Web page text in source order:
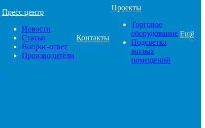
Пресс центр
Новости
Статьи
Вопрос-ответ
Производители
Контакты
Проекты
Торговое
оборудование
Подсветка
жилых
помещений
Ещё